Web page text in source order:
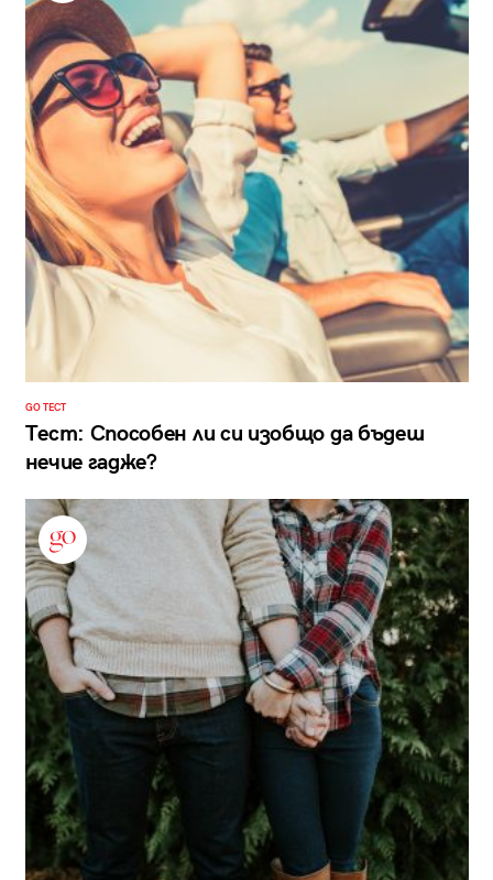
GO ТЕСТ
Тест: Способен ли си изобщо да бъдеш
нечие гадже?